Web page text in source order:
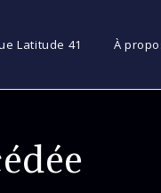
Latitude 41 À